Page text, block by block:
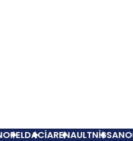
DACİARENAULTNİSSAN